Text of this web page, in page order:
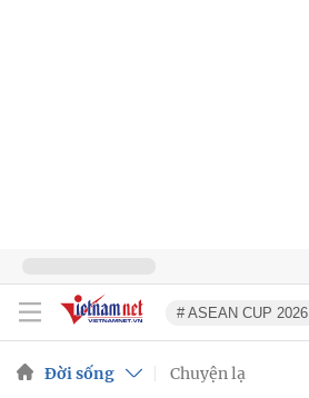
# ASEAN CUP 2026
Đời sống Chuyện lạ